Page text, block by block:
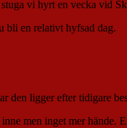
vi hyrt en vecka vid
bli en relativt hyfsad dag.
den ligger efter tidigare
men inget mer hände.